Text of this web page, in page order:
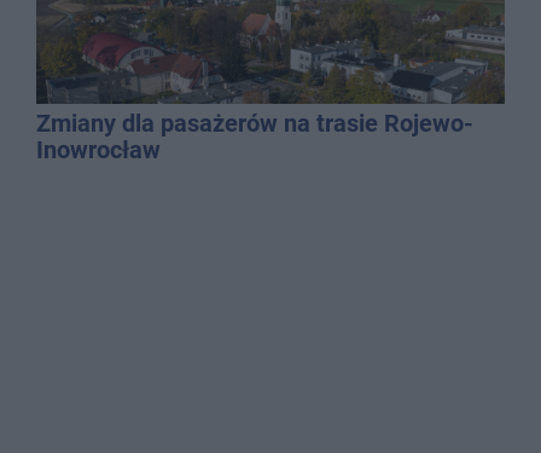
Zmiany dla pasażerów na trasie Rojewo-
Inowrocław